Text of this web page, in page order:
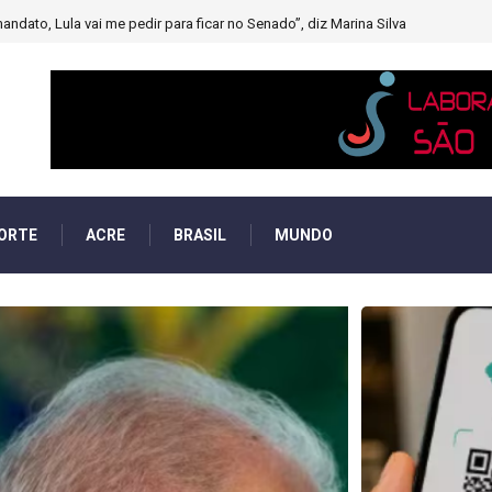
forte’ diminuindo chuvas e provocando secas de rios
ACRE BRASIL MUNDO